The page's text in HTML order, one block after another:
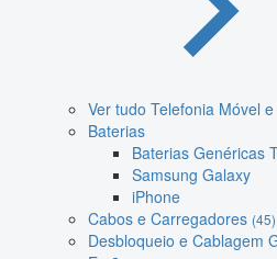
Ver tudo Telefonia Móvel
Baterias
Baterias Genéricas
Samsung Galaxy
iPhone
Cabos e Carregadores (45)
Desbloqueio e Cablagem